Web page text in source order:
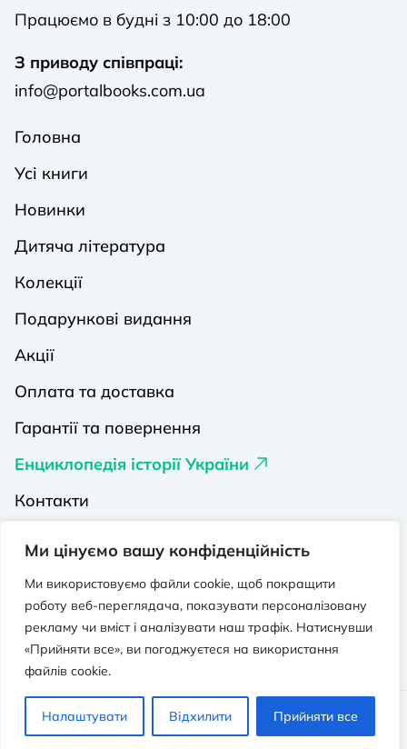
Ми цінуємо вашу конфіденційність
Ми використовуємо файли cookie, щоб покращити
роботу веб-переглядача, показувати персоналізовану
рекламу чи вміст і аналізувати наш трафік. Натиснувши
«Прийняти все», ви погоджуєтеся на використання
файлів cookie.
Налаштувати Відхилити Прийняти все
Працюємо в будні з 10:00 до 18:00
З приводу співпраці:
info@portalbooks.com.ua
Головна
Усі книги
Новинки
Дитяча література
Колекції
Подарункові видання
Акції
Оплата та доставка
Гарантії та повернення
Енциклопедія історії України
Контакти
Видавництва на Порталі
Політика конфіденційності
Публічна оферта
Видавничо-освітній проєкт “Портал”.
Всі права захищено. © 2026 - 2026